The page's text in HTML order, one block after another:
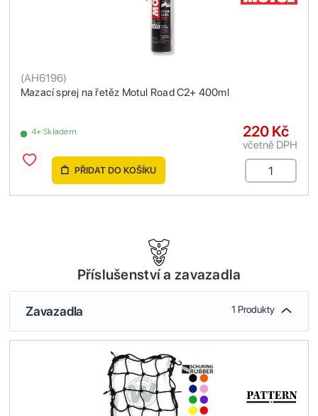
Mazací sprej na řetěz Motul Road C2+ 400ml
(AH6196)
4+ Skladem 220 Kč
včetně DPH
PŘIDAT DO KOŠÍKU
Příslušenství a zavazadla
Zavazadla 1 Produkty